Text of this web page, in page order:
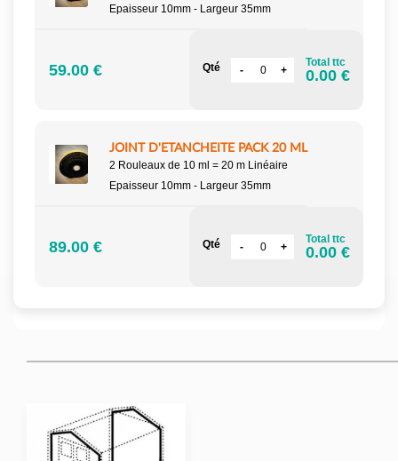
Epaisseur 10mm - Largeur 35mm
59.00 € Qté Total ttc
0.00 €
JOINT D'ETANCHEITE PACK 20 ML
2 Rouleaux de 10 ml = 20 m Linéaire
Epaisseur 10mm - Largeur 35mm
89.00 € Qté Total ttc
0.00 €